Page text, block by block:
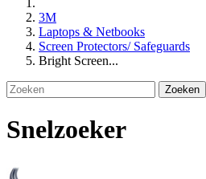
3M
Laptops & Netbooks
Screen Protectors/ Safeguards
Bright Screen...
Zoeken
Snelzoeker